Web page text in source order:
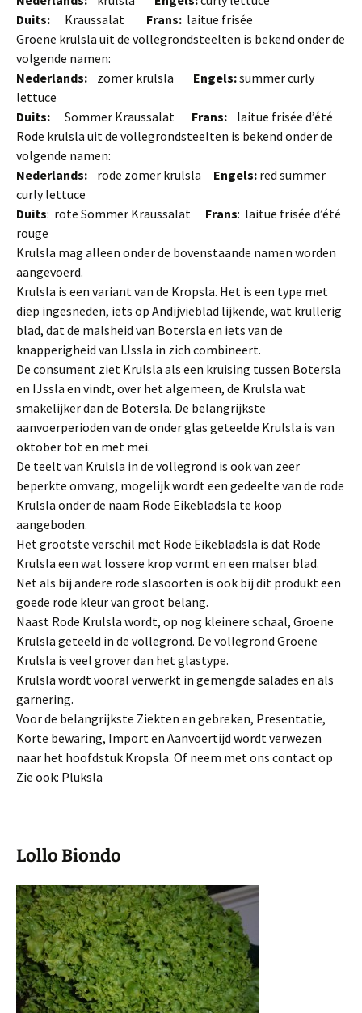
Duits: Kraussalat Frans: laitue frisée
Groene krulsla uit de vollegrondsteelten is bekend onder de
volgende namen:
Nederlands: zomer krulsla Engels:summer curly
lettuce
Duits: Sommer Kraussalat Frans: laitue frisée d’été
Rode krulsla uit de vollegrondsteelten is bekend onder de
volgende namen:
Nederlands: rode zomer krulsla Engels: red summer
curly lettuce
Duits: rote Sommer Kraussalat Frans: laitue frisée d’été
rouge
Krulsla mag alleen onder de bovenstaande namen worden
aangevoerd.
Krulsla is een variant van de Kropsla. Het is een type met
diep ingesneden, iets op Andijvieblad lijkende, wat krullerig
blad, dat de malsheid van Botersla en iets van de
knapperigheid van IJssla in zich combineert.
De consument ziet Krulsla als een kruising tussen Botersla
en IJssla en vindt, over het algemeen, de Krulsla wat
smakelijker dan de Botersla. De belangrijkste
aanvoerperioden van de onder glas geteelde Krulsla is van
oktober tot en met mei.
De teelt van Krulsla in de vollegrond is ook van zeer
beperkte omvang, mogelijk wordt een gedeelte van de rode
Krulsla onder de naam Rode Eikebladsla te koop
aangeboden.
Het grootste verschil met Rode Eikebladsla is dat Rode
Krulsla een wat lossere krop vormt en een malser blad.
Net als bij andere rode slasoorten is ook bij dit produkt een
goede rode kleur van groot belang.
Naast Rode Krulsla wordt, op nog kleinere schaal, Groene
Krulsla geteeld in de vollegrond. De vollegrond Groene
Krulsla is veel grover dan het glastype.
Krulsla wordt vooral verwerkt in gemengde salades en als
garnering.
Voor de belangrijkste Ziekten en gebreken, Presentatie,
Korte bewaring, Import en Aanvoertijd wordt verwezen
naar het hoofdstuk Kropsla. Of neem met ons contact op
Zie ook: Pluksla
Lollo Biondo